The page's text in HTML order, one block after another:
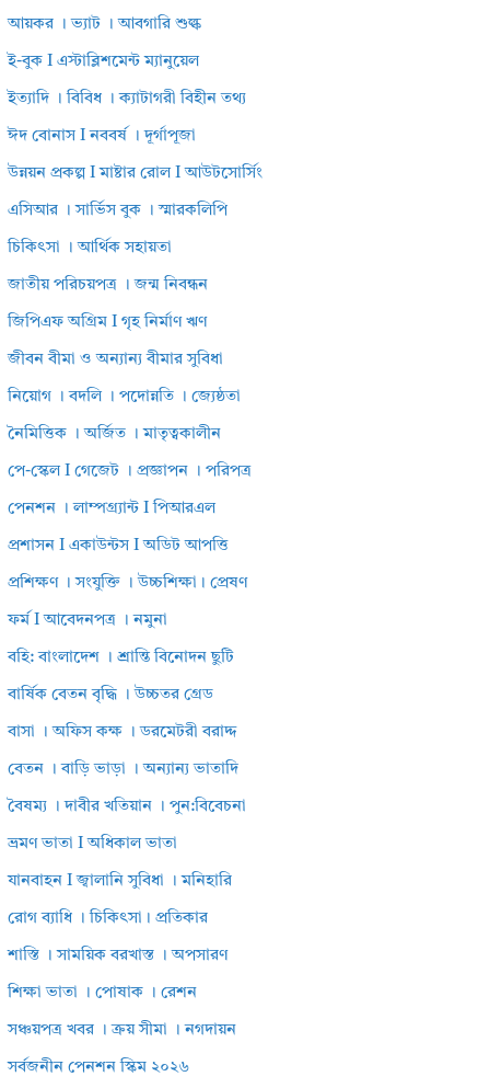
আয়কর । ভ্যাট । আবগারি শুল্ক
ই-বুক I এস্টাব্লিশমেন্ট ম্যানুয়েল
ইত্যাদি । বিবিধ । ক্যাটাগরী বিহীন তথ্য
ঈদ বোনাস I নববর্ষ । দূর্গাপূজা
উন্নয়ন প্রকল্প I মাষ্টার রোল I আউটসোর্সিং
এসিআর । সার্ভিস বুক । স্মারকলিপি
চিকিৎসা । আর্থিক সহায়তা
জাতীয় পরিচয়পত্র । জন্ম নিবন্ধন
জিপিএফ অগ্রিম I গৃহ নির্মাণ ঋণ
জীবন বীমা ও অন্যান্য বীমার সুবিধা
নিয়োগ । বদলি । পদোন্নতি । জ্যেষ্ঠতা
নৈমিত্তিক । অর্জিত । মাতৃত্বকালীন
পে-স্কেল I গেজেট । প্রজ্ঞাপন । পরিপত্র
পেনশন । লাম্পগ্র্যান্ট I পিআরএল
প্রশাসন I একাউন্টস I অডিট আপত্তি
প্রশিক্ষণ । সংযুক্তি । উচ্চশিক্ষা। প্রেষণ
ফর্ম I আবেদনপত্র । নমুনা
বহি: বাংলাদেশ । শ্রান্তি বিনোদন ছুটি
বার্ষিক বেতন বৃদ্ধি । উচ্চতর গ্রেড
বাসা । অফিস কক্ষ । ডরমেটরী বরাদ্দ
বেতন । বাড়ি ভাড়া । অন্যান্য ভাতাদি
বৈষম্য । দাবীর খতিয়ান । পুন:বিবেচনা
ভ্রমণ ভাতা I অধিকাল ভাতা
যানবাহন I জ্বালানি সুবিধা । মনিহারি
রোগ ব্যাধি । চিকিৎসা। প্রতিকার
শাস্তি । সাময়িক বরখাস্ত । অপসারণ
শিক্ষা ভাতা । পোষাক । রেশন
সঞ্চয়পত্র খবর । ক্রয় সীমা । নগদায়ন
সর্বজনীন পেনশন স্কিম ২০২৬